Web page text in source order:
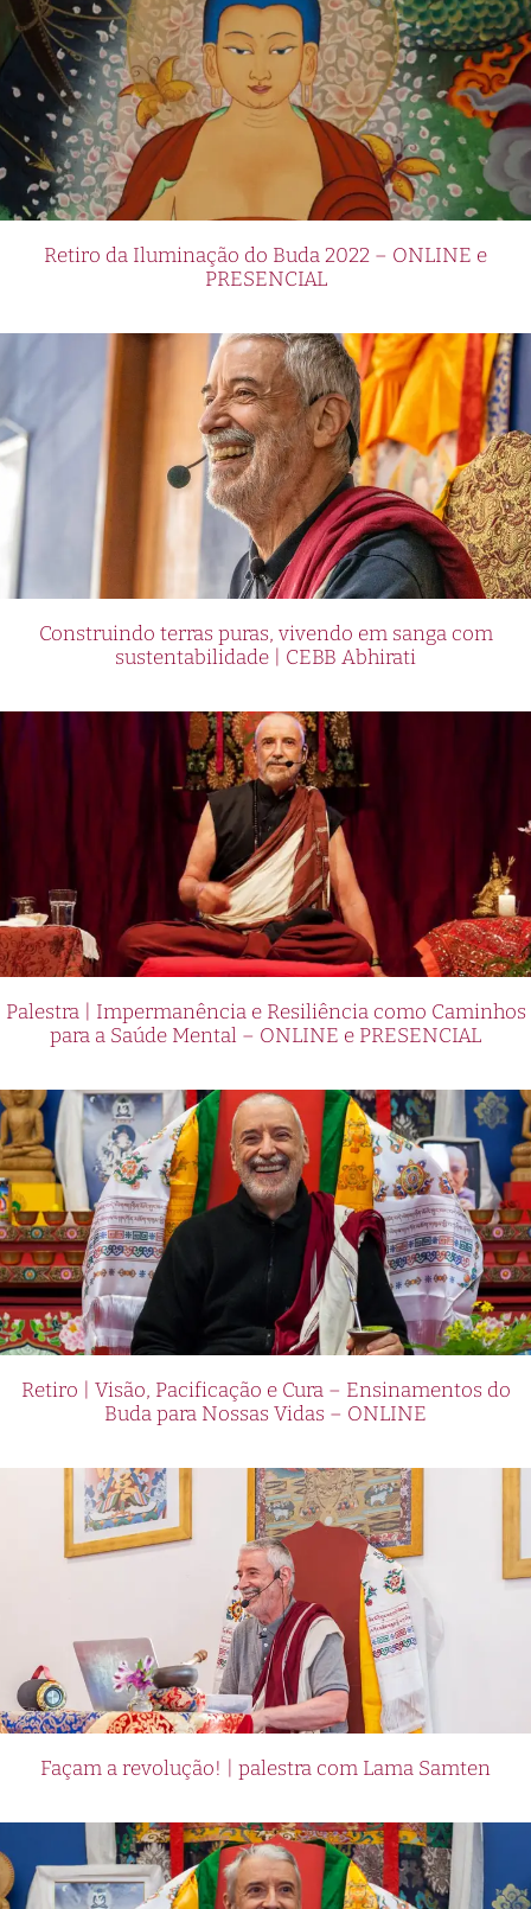
Retiro da Iluminação do Buda 2022 – ONLINE e
PRESENCIAL
Construindo terras puras, vivendo em sanga com
sustentabilidade | CEBB Abhirati
Palestra | Impermanência e Resiliência como Caminhos
para a Saúde Mental – ONLINE e PRESENCIAL
Retiro | Visão, Pacificação e Cura – Ensinamentos do
Buda para Nossas Vidas – ONLINE
Façam a revolução! | palestra com Lama Samten